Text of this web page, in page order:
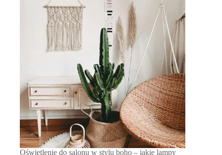
Oświetlenie do salonu w stylu boho – jakie lampy